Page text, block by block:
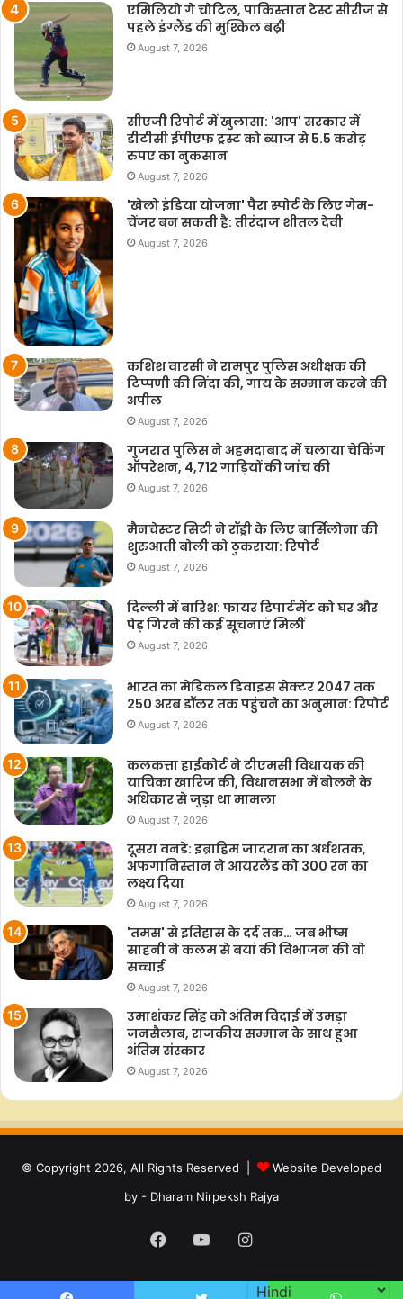
एमिलियो गे चोटिल, पाकिस्तान टेस्ट सीरीज से
पहले इंग्लैंड की मुश्किल बढ़ी
August 7, 2026
सीएजी रिपोर्ट में खुलासा: 'आप' सरकार में
डीटीसी ईपीएफ ट्रस्ट को ब्याज से 5.5 करोड़
रुपए का नुकसान
August 7, 2026
'खेलो इंडिया योजना' पैरा स्पोर्ट के लिए गेम-
चेंजर बन सकती है: तीरंदाज शीतल देवी
August 7, 2026
कशिश वारसी ने रामपुर पुलिस अधीक्षक की
टिप्पणी की निंदा की, गाय के सम्मान करने की
अपील
August 7, 2026
गुजरात पुलिस ने अहमदाबाद में चलाया चेकिंग
ऑपरेशन, 4,712 गाड़ियों की जांच की
August 7, 2026
मैनचेस्टर सिटी ने रॉड्री के लिए बार्सिलोना की
शुरुआती बोली को ठुकराया: रिपोर्ट
August 7, 2026
दिल्ली में बारिश: फायर डिपार्टमेंट को घर और
पेड़ गिरने की कई सूचनाएं मिलीं
August 7, 2026
भारत का मेडिकल डिवाइस सेक्टर 2047 तक
250 अरब डॉलर तक पहुंचने का अनुमान: रिपोर्ट
August 7, 2026
कलकत्ता हाईकोर्ट ने टीएमसी विधायक की
याचिका खारिज की, विधानसभा में बोलने के
अधिकार से जुड़ा था मामला
August 7, 2026
दूसरा वनडे: इब्राहिम जादरान का अर्धशतक,
अफगानिस्तान ने आयरलैंड को 300 रन का
लक्ष्य दिया
August 7, 2026
'तमस' से इतिहास के दर्द तक… जब भीष्म
साहनी ने कलम से बयां की विभाजन की वो
सच्चाई
August 7, 2026
उमाशंकर सिंह को अंतिम विदाई में उमड़ा
जनसैलाब, राजकीय सम्मान के साथ हुआ
अंतिम संस्कार
August 7, 2026
© Copyright 2026, All Rights Reserved |
Website Developed
by - Dharam Nirpeksh Rajya
Facebook
YouTubeInstagram